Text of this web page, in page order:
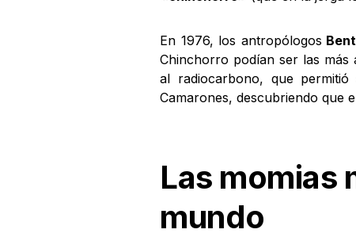
En 1976, los antropólogos
Chinchorro podían ser las más
al radiocarbono, que
Camarones, descubriendo que
Las momias
mundo